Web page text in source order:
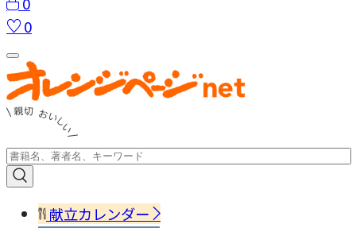
0
献立カレンダー